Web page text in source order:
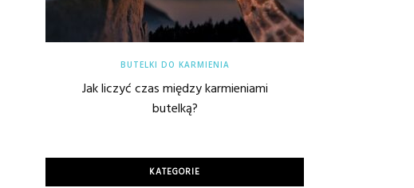
BUTELKI DO KARMIENIA
Jak liczyć czas między karmieniami
butelką?
KATEGORIE